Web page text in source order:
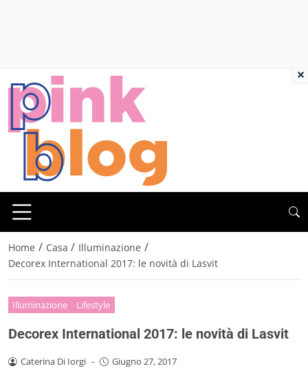
Home / Casa / Illuminazione /
Decorex International 2017: le novità di Lasvit
Illuminazione Lifestyle
Decorex International 2017: le novità di Lasvit
Caterina Di Iorgi - Giugno 27, 2017
×